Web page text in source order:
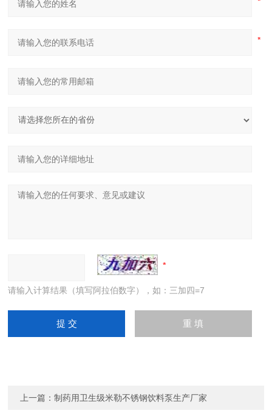
请输入计算结果（填写阿拉伯数字），如：三加四=7
上一篇：制药用卫生级米勒不锈钢饮料泵生产厂家